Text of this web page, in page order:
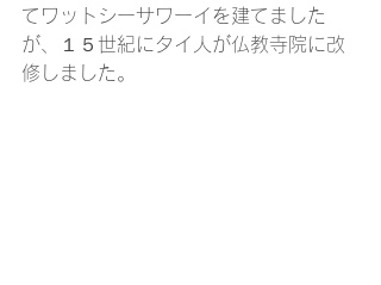
てワットシーサワーイを建てました
が、１５世紀にタイ人が仏教寺院に改
修しました。